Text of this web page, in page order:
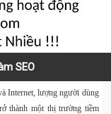
SEO
Internet, lượng người dùng
thành một thị trường tiềm